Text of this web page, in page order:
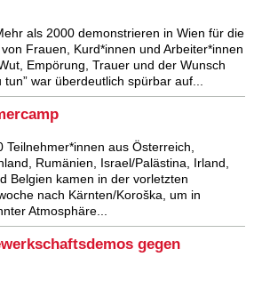
als 2000 demonstrieren in Wien für die
Frauen, Kurd*innen und Arbeiter*innen
Empörung, Trauer und der Wunsch
tun” war überdeutlich spürbar auf...
Teilnehmer*innen aus Österreich,
Rumänien, Israel/Palästina, Irland,
Belgien kamen in der vorletzten
nach Kärnten/Koroška, um in
Atmosphäre...
gegen